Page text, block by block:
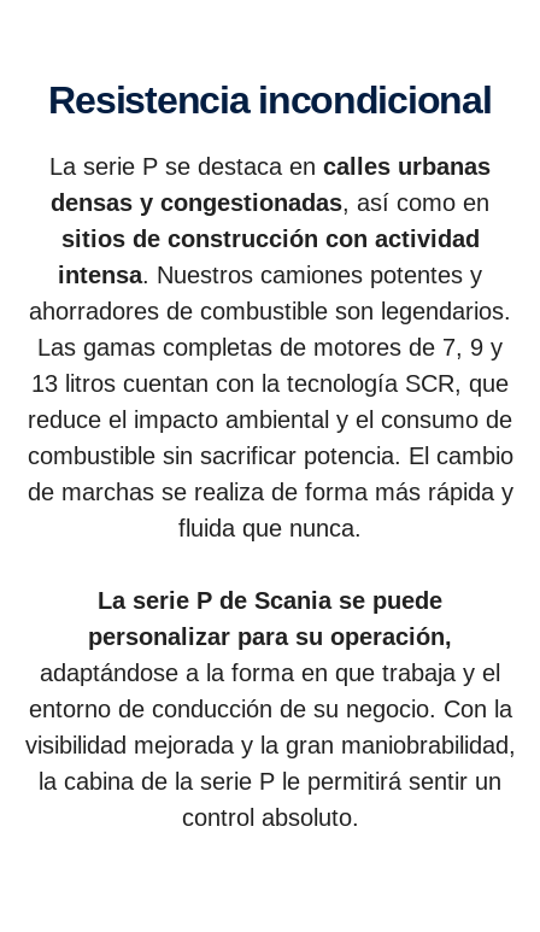
Resistencia incondicional
La serie P se destaca en calles urbanas
densas y congestionadas, así como en
sitios de construcción con actividad
intensa. Nuestros camiones potentes y
ahorradores de combustible son legendarios.
Las gamas completas de motores de 7, 9 y
13 litros cuentan con la tecnología SCR, que
reduce el impacto ambiental y el consumo de
combustible sin sacrificar potencia. El cambio
de marchas se realiza de forma más rápida y
fluida que nunca.
La serie P de Scania se puede
personalizar para su operación,
adaptándose a la forma en que trabaja y el
entorno de conducción de su negocio. Con la
visibilidad mejorada y la gran maniobrabilidad,
la cabina de la serie P le permitirá sentir un
control absoluto.